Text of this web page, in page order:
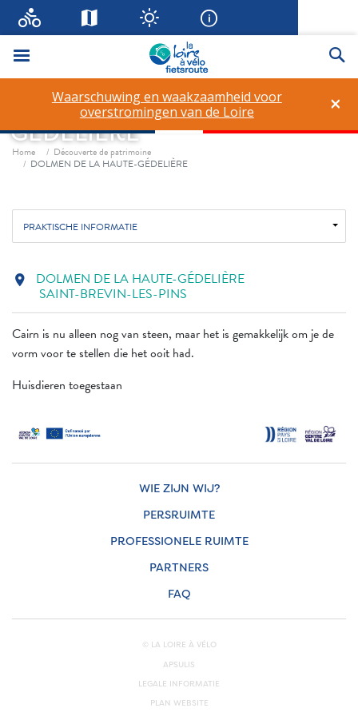
Menu
×
Waarschuwing en waakzaamheid voor
overstromingen van de Loire
DOLMEN DE LA HAUTE-
GÉDELIÈRE
Fil d'ariane
Home
Découverte de patrimoine
DOLMEN DE LA HAUTE-GÉDELIÈRE
PRAKTISCHE INFORMATIE
Cairn is nu alleen nog van steen, maar het is gemakkelijk om je de
vorm voor te stellen die het ooit had.
Huisdieren toegestaan
location_on DOLMEN DE LA HAUTE-GÉDELIÈRE
SAINT-BREVIN-LES-PINS
WIE ZIJN WIJ?
PERSRUIMTE
PROFESSIONELE RUIMTE
PARTNERS
FAQ
© LA LOIRE À VÉLO
APSULIS
LEGALE INFORMATIE
PLAN WEBSITE